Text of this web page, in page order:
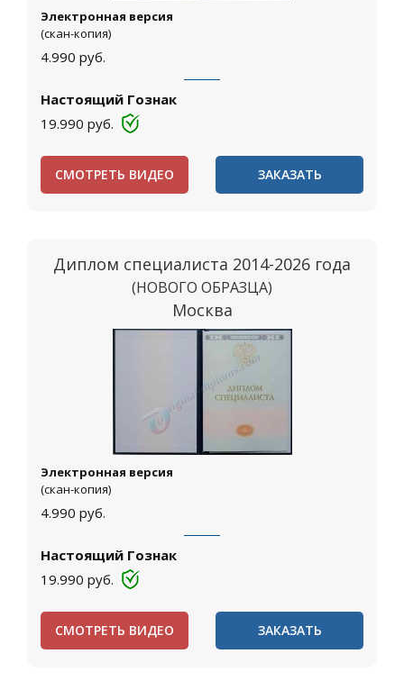
Электронная версия
(скан-копия)
4.990 руб.
Настоящий Гознак
19.990 руб.
СМОТРЕТЬ ВИДЕО ЗАКАЗАТЬ
Диплом специалиста 2014-2026 года
(НОВОГО ОБРАЗЦА)
Москва
Электронная версия
(скан-копия)
4.990 руб.
Настоящий Гознак
19.990 руб.
СМОТРЕТЬ ВИДЕО ЗАКАЗАТЬ